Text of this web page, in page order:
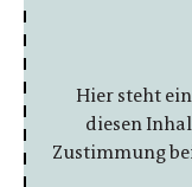
Hier steht
diesen
Zustimmung